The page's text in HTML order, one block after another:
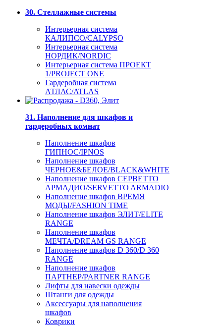
30. Стеллажные системы
Интерьерная система
КАЛИПСО/CALYPSO
Интерьерная система
НОРДИК/NORDIC
Интерьерная система ПРОЕКТ
1/PROJECT ONE
Гардеробная система
АТЛАС/ATLAS
31. Наполнение для шкафов и
гардеробных комнат
Наполнение шкафов
ГИПНОС/IPNOS
Наполнение шкафов
ЧЕРНОЕ&БЕЛОЕ/BLACK&WHITE
Наполнение шкафов СЕРВЕТТО
АРМАДИО/SERVETTO ARMADIO
Наполнение шкафов ВРЕМЯ
МОДЫ/FASHION TIME
Наполнение шкафов ЭЛИТ/ELITE
RANGE
Наполнение шкафов
МЕЧТА/DREAM GS RANGE
Наполнение шкафов D 360/D 360
RANGE
Наполнение шкафов
ПАРТНЕР/PARTNER RANGE
Лифты для навески одежды
Штанги для одежды
Аксессуары для наполнения
шкафов
Коврики